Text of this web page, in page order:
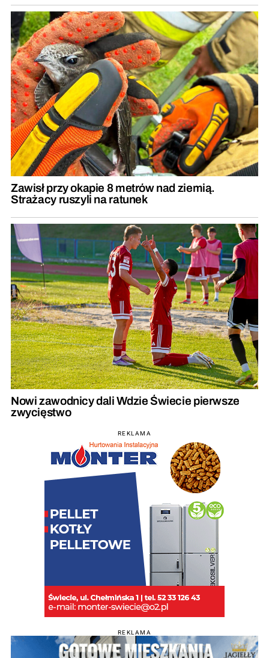
Zawisł przy okapie 8 metrów nad ziemią.
Strażacy ruszyli na ratunek
Nowi zawodnicy dali Wdzie Świecie pierwsze
zwycięstwo
REKLAMA
REKLAMA